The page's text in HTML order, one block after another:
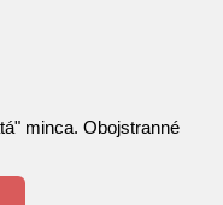
minca. Obojstranné